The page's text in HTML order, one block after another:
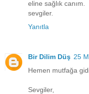
eline sağlık canım.
sevgiler.
Yanıtla
Bir Dilim Düş 25
Hemen mutfağa
Sevgiler,